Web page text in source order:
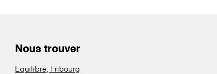
Nous trouver
Equilibre, Fribourg